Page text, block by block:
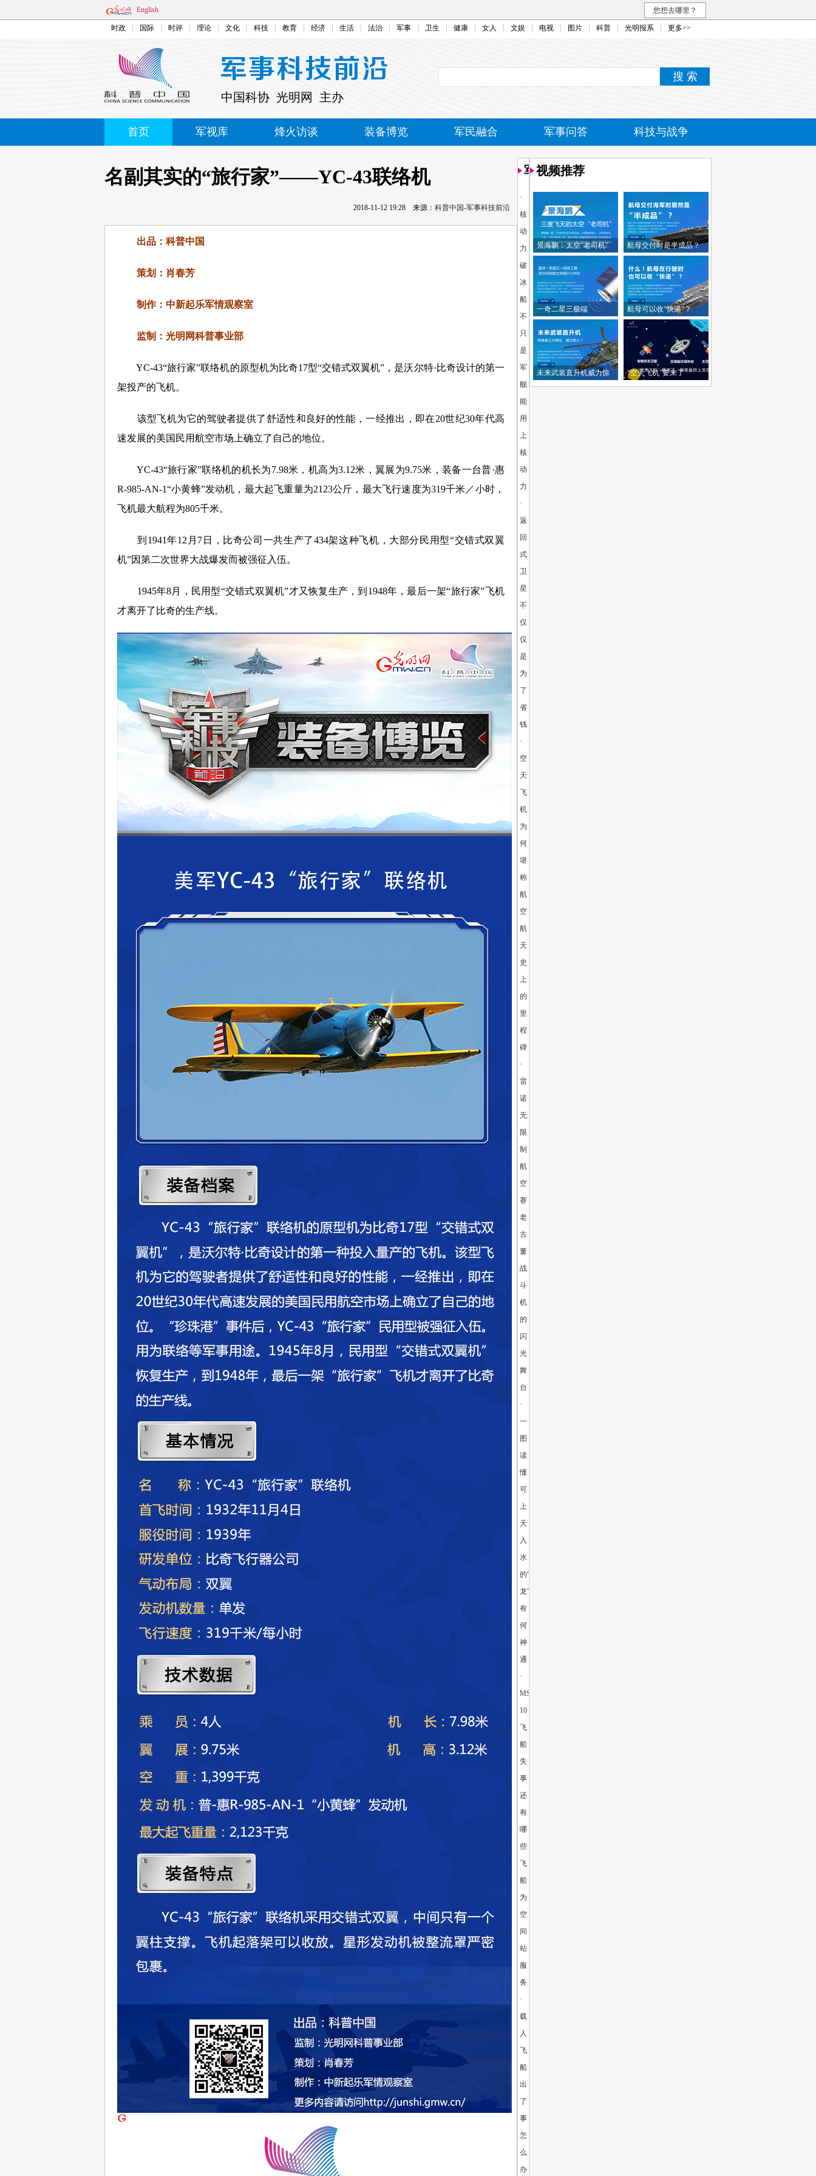
English 您想去哪里？
时政 国际 时评 理论 文化 科技 教育 经济 生活 法治 军事 卫生 健康 女人 文娱 电视 图片 科普 光明报系 更多>>
中国科协 光明网 主办
首页 军视库 烽火访谈 装备博览 军民融合 军事问答 科技与战争
名副其实的“旅行家”——YC-43联络机
2018-11-12 19:28 来源： 科普中国-军事科技前沿
出品：科普中国
策划：肖春芳
制作：中新起乐军情观察室
监制：光明网科普事业部
YC-43“旅行家”联络机的原型机为比奇17型“交错式双翼机”，是沃尔特·比奇设计的第一
架投产的飞机。
该型飞机为它的驾驶者提供了舒适性和良好的性能，一经推出，即在20世纪30年代高
速发展的美国民用航空市场上确立了自己的地位。
YC-43“旅行家”联络机的机长为7.98米，机高为3.12米，翼展为9.75米，装备一台普·惠
R-985-AN-1“小黄蜂”发动机，最大起飞重量为2123公斤，最大飞行速度为319千米／小时，
飞机最大航程为805千米。
到1941年12月7日，比奇公司一共生产了434架这种飞机，大部分民用型“交错式双翼
机”因第二次世界大战爆发而被强征入伍。
1945年8月，民用型“交错式双翼机”才又恢复生产，到1948年，最后一架“旅行家”飞机
才离开了比奇的生产线。
视频推荐
景海鹏：太空“老司机” 航母交付时是半成品？
一奇二星三极端 航母可以收“快递”？
未来武装直升机威力惊
人
“空天飞机”要来了
军民融合
·
核
动
力
破
冰
船：
不
只
是
军
舰
能
用
上
核
动
力
·
返
回
式
卫
星：
不
仅
仅
是
为
了
省
钱
·
空
天
飞
机
为
何
堪
称
航
空
航
天
史
上
的
里
程
碑
·
雷
诺
无
限
制
航
空
赛：
老
古
董
战
斗
机
的
闪
光
舞
台
·
一
图
读
懂
可
上
天
入
水
的“鲲
龙”AG600
有
何
神
通
·
MS-
10
飞
船
失
事
还
有
哪
些
飞
船
为
空
间
站
服
务？
·
载
人
飞
船
出
了
事
怎
么
办？